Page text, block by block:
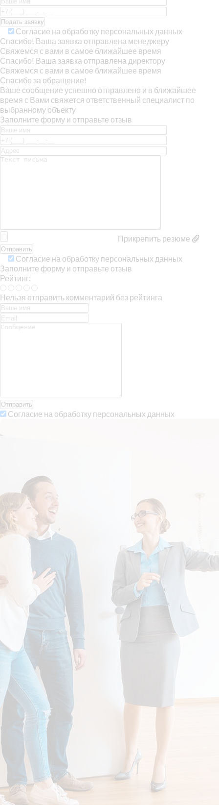
Согласие на обработку персональных данных
Спасибо! Ваша заявка отправлена менеджеру
Свяжемся с вами в самое ближайшее время
Спасибо! Ваша заявка отправлена директору
Свяжемся с вами в самое ближайшее время
Спасибо за обращение!
Ваше сообщение успешно отправлено и в ближайшее
время с Вами свяжется ответственный специалист по
выбранному объекту
Заполните форму и отправьте отзыв
Прикрепить резюме
Согласие на обработку персональных данных
Заполните форму и отправьте отзыв
Рейтинг:
Нельзя отправить комментарий без рейтинга
Отправить
Согласие на обработку персональных данных